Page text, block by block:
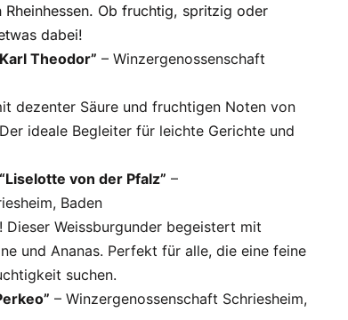
Rheinhessen. Ob fruchtig, spritzig oder
dabei!
Theodor” – Winzergenossenschaft
dezenter Säure und fruchtigen Noten von
ideale Begleiter für leichte Gerichte und
von der Pfalz” –
Baden
Weissburgunder begeistert mit
und Ananas. Perfekt für alle, die eine feine
suchen.
– Winzergenossenschaft Schriesheim,